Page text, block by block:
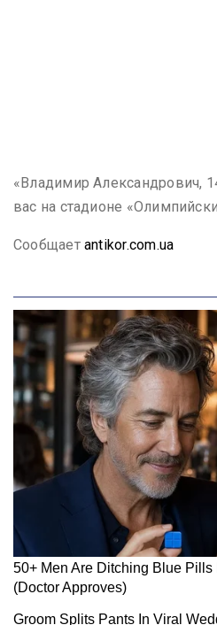
«Владимир Александрович,
вас на стадионе
Сообщаетantikor.com.ua